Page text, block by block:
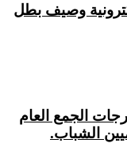
وصيف بطل
الجمع العام
الشباب.